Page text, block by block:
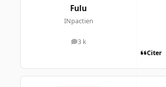
Fulu
INpactien
3 k
messages
Citer